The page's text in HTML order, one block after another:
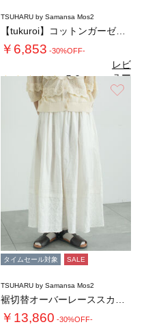
TSUHARU by Samansa Mos2
【tukuroi】コットンガーゼデニムガウチ…
￥6,853 -30%OFF-
5.0（1）
レビ
ュー
を見
る
タイムセール対象 SALE
TSUHARU by Samansa Mos2
￥13,860 -30%OFF-